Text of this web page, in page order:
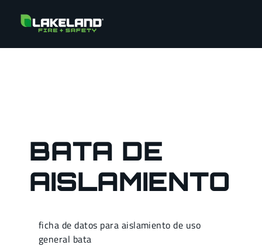
BATA DE
AISLAMIENTO
ficha de datos para aislamiento de uso
general bata